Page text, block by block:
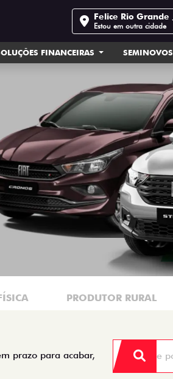
Felice Rio Grande
Estou em outra cidade
FINANCEIRAS SEMINOVOS
PRODUTOR RURAL
prazo para acabar,